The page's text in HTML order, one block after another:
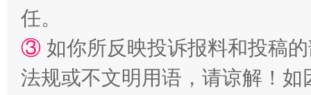
任。
③ 如你所反映投诉报料和投稿
法规或不文明用语，请谅解！